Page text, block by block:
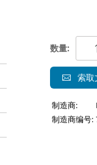
数量:
索取
制造商:
制造商编号: